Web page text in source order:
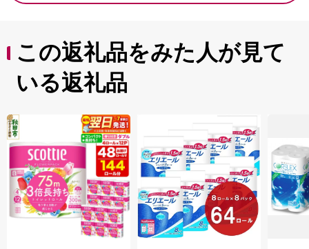
この返礼品をみた人が見て
いる返礼品